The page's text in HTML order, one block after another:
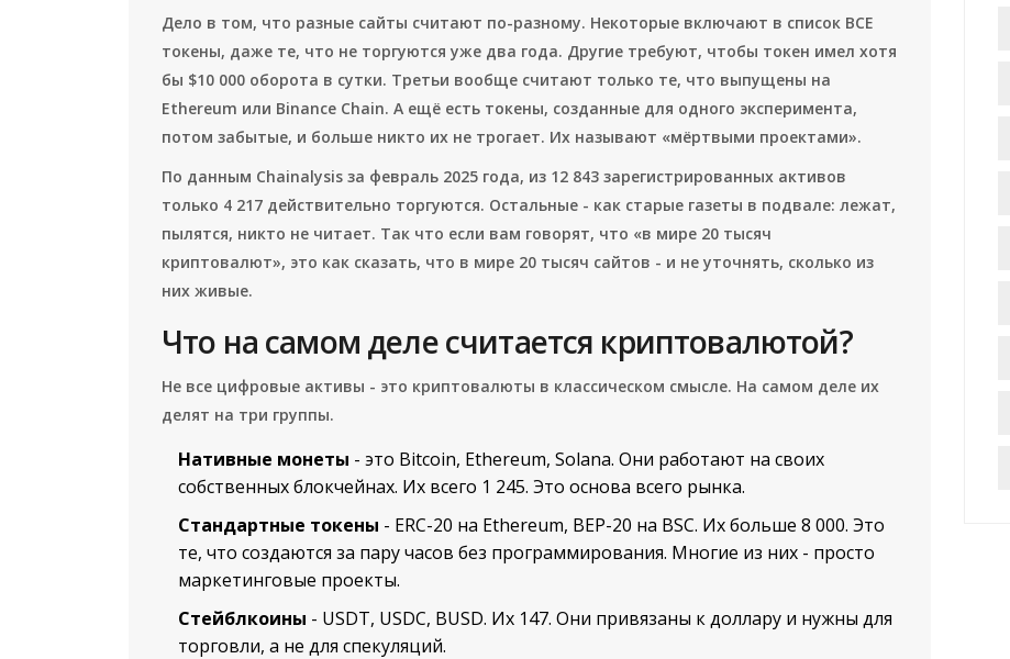
Дело в том, что разные сайты считают по-разному. Некоторые включают в список ВСЕ
токены, даже те, что не торгуются уже два года. Другие требуют, чтобы токен имел хотя
бы $10 000 оборота в сутки. Третьи вообще считают только те, что выпущены на
Ethereum или Binance Chain. А ещё есть токены, созданные для одного эксперимента,
потом забытые, и больше никто их не трогает. Их называют «мёртвыми проектами».
По данным Chainalysis за февраль 2025 года, из 12 843 зарегистрированных активов
только 4 217 действительно торгуются. Остальные - как старые газеты в подвале: лежат,
пылятся, никто не читает. Так что если вам говорят, что «в мире 20 тысяч
криптовалют», это как сказать, что в мире 20 тысяч сайтов - и не уточнять, сколько из
них живые.
Что на самом деле считается криптовалютой?
Не все цифровые активы - это криптовалюты в классическом смысле. На самом деле их
делят на три группы.
Нативные монеты - это Bitcoin, Ethereum, Solana. Они работают на своих
собственных блокчейнах. Их всего 1 245. Это основа всего рынка.
Стандартные токены - ERC-20 на Ethereum, BEP-20 на BSC. Их больше 8 000. Это
те, что создаются за пару часов без программирования. Многие из них - просто
маркетинговые проекты.
Стейблкоины - USDT, USDC, BUSD. Их 147. Они привязаны к доллару и нужны для
торговли, а не для спекуляций.